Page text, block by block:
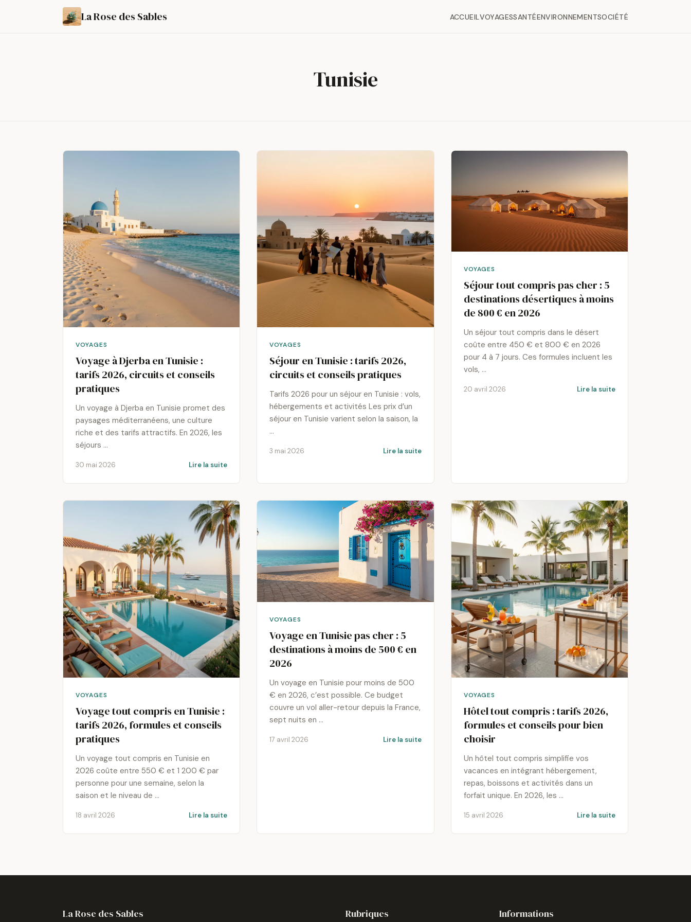
La Rose des Sables ACCUEIL VOYAGESSANTÉENVIRONNEMENTSOCIÉTÉ
Tunisie
VOYAGES
Voyage à Djerba en Tunisie :
tarifs 2026, circuits et conseils
pratiques
Un voyage à Djerba en Tunisie promet des
paysages méditerranéens, une culture
riche et des tarifs attractifs. En 2026, les
séjours …
30 mai 2026 Lire la suite
VOYAGES
Séjour en Tunisie : tarifs 2026,
circuits et conseils pratiques
Tarifs 2026 pour un séjour en Tunisie : vols,
hébergements et activités Les prix d’un
séjour en Tunisie varient selon la saison, la
…
3 mai 2026 Lire la suite
VOYAGES
Séjour tout compris pas cher : 5
destinations désertiques à moins
de 800 € en 2026
Un séjour tout compris dans le désert
coûte entre 450 € et 800 € en 2026
pour 4 à 7 jours. Ces formules incluent les
vols, …
20 avril 2026 Lire la suite
VOYAGES
Voyage tout compris en Tunisie :
tarifs 2026, formules et conseils
pratiques
Un voyage tout compris en Tunisie en
2026 coûte entre 550 € et 1 200 € par
personne pour une semaine, selon la
saison et le niveau de …
18 avril 2026 Lire la suite
VOYAGES
Voyage en Tunisie pas cher : 5
destinations à moins de 500 € en
2026
Un voyage en Tunisie pour moins de 500
€ en 2026, c’est possible. Ce budget
couvre un vol aller-retour depuis la France,
sept nuits en …
17 avril 2026 Lire la suite
VOYAGES
Hôtel tout compris : tarifs 2026,
formules et conseils pour bien
choisir
Un hôtel tout compris simplifie vos
vacances en intégrant hébergement,
repas, boissons et activités dans un
forfait unique. En 2026, les …
15 avril 2026 Lire la suite
La Rose des Sables Rubriques Informations